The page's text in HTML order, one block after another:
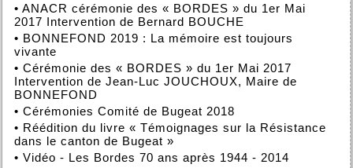
• ANACR cérémonie des « BORDES » du 1er Mai
2017 Intervention de Bernard BOUCHE
• BONNEFOND 2019 : La mémoire est toujours
vivante
• Cérémonie des « BORDES » du 1er Mai 2017
Intervention de Jean-Luc JOUCHOUX, Maire de
BONNEFOND
• Cérémonies Comité de Bugeat 2018
• Réédition du livre « Témoignages sur la Résistance
dans le canton de Bugeat »
• Vidéo - Les Bordes 70 ans après 1944 - 2014